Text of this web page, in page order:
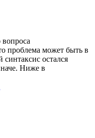
проблема может быть в
синтаксис остался
Ниже в